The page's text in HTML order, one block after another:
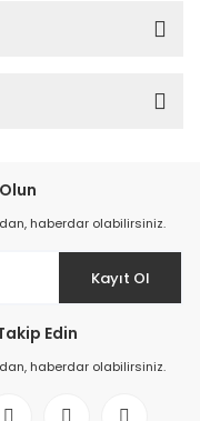
haberdar olabilirsiniz.
Kayıt Ol
Edin
haberdar olabilirsiniz.